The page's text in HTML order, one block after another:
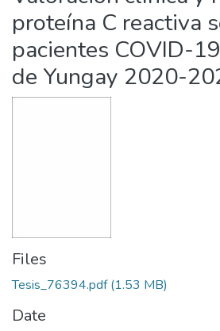
proteína C reactiva
pacientes COVID-
de Yungay 2020-
Files
Tesis_76394.pdf(1.53 MB)
Date